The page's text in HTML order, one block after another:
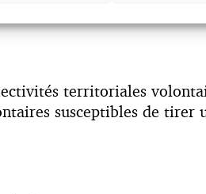
territoriales
susceptibles de tirer